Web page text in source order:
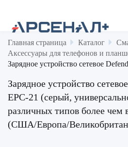
Главная страница Каталог
Аксессуары для телефонов и
Зарядное устройство сетевое
Зарядное устройство
EPC-21 (серый,
различных типов более чем
(США/Европа/